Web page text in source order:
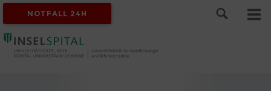
NOTFALL 24H